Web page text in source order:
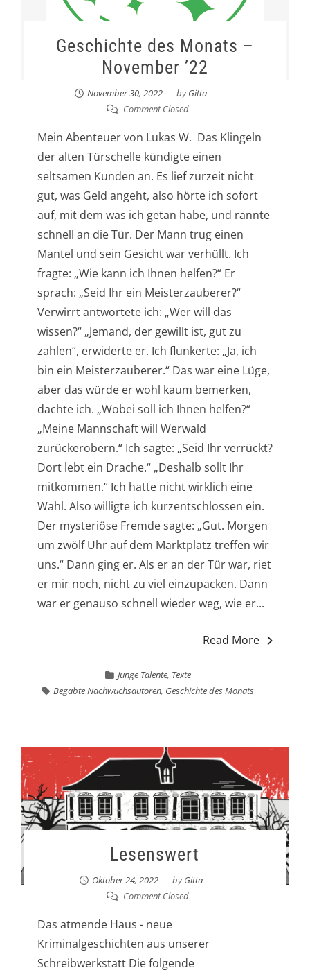
Geschichte des Monats –
November ’22
November 30, 2022 byGitta
Comment Closed
Mein Abenteuer von Lukas W. Das Klingeln
der alten Türschelle kündigte einen
seltsamen Kunden an. Es lief zurzeit nicht
gut, was Geld angeht, also hörte ich sofort
auf, mit dem was ich getan habe, und rannte
schnell an die Tür. Der Mann trug einen
Mantel und sein Gesicht war verhüllt. Ich
fragte: „Wie kann ich Ihnen helfen?“ Er
sprach: „Seid Ihr ein Meisterzauberer?“
Verwirrt antwortete ich: „Wer will das
wissen?“ „Jemand, der gewillt ist, gut zu
zahlen“, erwiderte er. Ich flunkerte: „Ja, ich
bin ein Meisterzauberer.“ Das war eine Lüge,
aber das würde er wohl kaum bemerken,
dachte ich. „Wobei soll ich Ihnen helfen?“
„Meine Mannschaft will Werwald
zurückerobern.“ Ich sagte: „Seid Ihr verrückt?
Dort lebt ein Drache.“ „Deshalb sollt Ihr
mitkommen.“ Ich hatte nicht wirklich eine
Wahl. Also willigte ich kurzentschlossen ein.
Der mysteriöse Fremde sagte: „Gut. Morgen
um zwölf Uhr auf dem Marktplatz treffen wir
uns.“ Dann ging er. Als er an der Tür war, riet
er mir noch, nicht zu viel einzupacken. Dann
war er genauso schnell wieder weg, wie er...
Read More
Junge Talente, Texte
Begabte Nachwuchsautoren, Geschichte des Monats
Lesenswert
Oktober 24, 2022 byGitta
Comment Closed
Das atmende Haus - neue
Kriminalgeschichten aus unserer
Schreibwerkstatt Die folgende